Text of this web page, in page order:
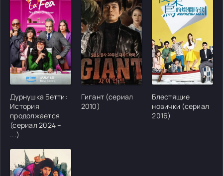
[/xfgiven_cvh_poster_urlcvh_poster_url]
Дурнушка Бетти:
История
продолжается
(сериал 2024 –
...)
[/xfgiven_cvh_poster_urlcvh_poster_url]
Гигант (сериал
2010)
[/
Блестящие
новички (сериал
2016)